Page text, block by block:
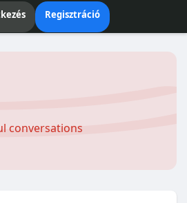
Regisztráció
conversations